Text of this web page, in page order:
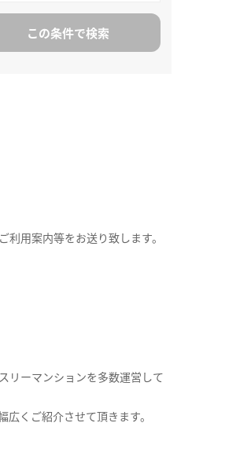
用案内等をお送り致します。
リーマンションを多数運営して
くご紹介させて頂きます。